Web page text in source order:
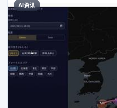
时间缩短了60%。 “如今，我们的
快得多。在一些关键项目上
AI资讯